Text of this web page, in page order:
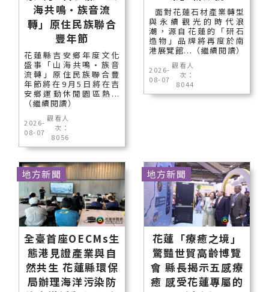
海共鳴•族音流
轉」原住民族聯合
豐年節
花蓮縣吉安鄉年度文化
盛事「山海共鳴•族音
流轉」原住民族聯合豐
年節將在9月5日將在吉
安鄉運動休閒園區熱...
（繼續閱讀）
2026-
08-07
觀看人
次：
8056
面對花蓮石材產業轉型
與永續觀光的時代浪
潮，源自花蓮的「研石
造物」品牌將再度於南
港展覽館...（繼續閱讀）
2026-
08-07
觀看人
次：
8044
全臺首座OECMs生
態港見證產業與自
然共生 花蓮縣環保
局辦理海洋污染防
地方新聞
花蓮「療癒之境」
驚豔世貿高齡博覽
會 縣長揭示五感療
癒 感受花蓮專屬的
地方新聞